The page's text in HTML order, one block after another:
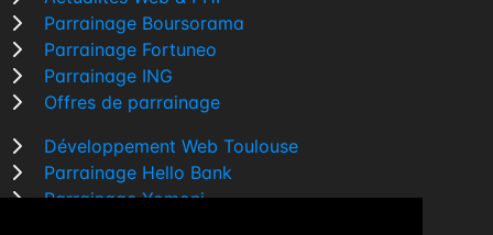
Parrainage Boursorama
Parrainage Fortuneo
Parrainage ING
Offres de parrainage
Développement Web Toulouse
Parrainage Hello Bank
Parrainage Yomoni